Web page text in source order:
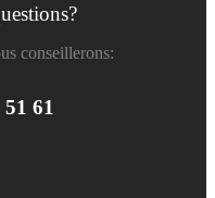
conseillerons:
61